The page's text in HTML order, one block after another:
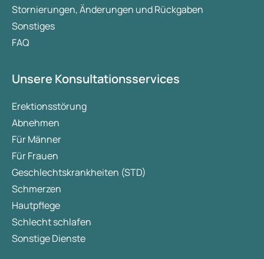
Stornierungen, Änderungen und Rückgaben
Sonstiges
FAQ
Unsere Konsultationsservices
Erektionsstörung
Abnehmen
Für Männer
Für Frauen
Geschlechtskrankheiten (STD)
Schmerzen
Hautpflege
Schlecht schlafen
Sonstige Dienste